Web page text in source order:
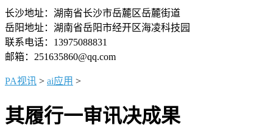
长沙地址：湖南省长沙市岳麓区岳麓街道
岳阳地址：湖南省岳阳市经开区海凌科技园
联系电话：13975088831
邮箱：251635860@qq.com
PA视讯 > ai应用 >
其履行一审讯决成果